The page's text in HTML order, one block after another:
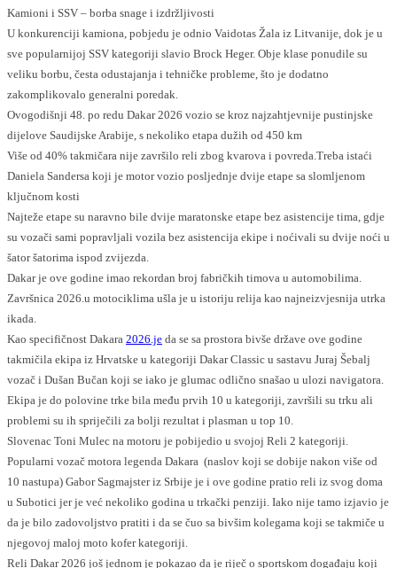
Kamioni i SSV – borba snage i izdržljivosti
U konkurenciji kamiona, pobjedu je odnio Vaidotas Žala iz Litvanije, dok je u
sve popularnijoj SSV kategoriji slavio Brock Heger. Obje klase ponudile su
veliku borbu, česta odustajanja i tehničke probleme, što je dodatno
zakomplikovalo generalni poredak.
Ovogodišnji 48. po redu Dakar 2026 vozio se kroz najzahtjevnije pustinjske
dijelove Saudijske Arabije, s nekoliko etapa dužih od 450 km
Više od 40% takmičara nije završilo reli zbog kvarova i povreda.Treba istaći
Daniela Sandersa koji je motor vozio posljednje dvije etape sa slomljenom
ključnom kosti
Najteže etape su naravno bile dvije maratonske etape bez asistencije tima, gdje
su vozači sami popravljali vozila bez asistencija ekipe i noćivali su dvije noći u
šator šatorima ispod zvijezda.
Dakar je ove godine imao rekordan broj fabričkih timova u automobilima.
Završnica 2026.u motociklima ušla je u istoriju relija kao najneizvjesnija utrka
ikada.
Kao specifičnost Dakara 2026.je da se sa prostora bivše države ove godine
takmičila ekipa iz Hrvatske u kategoriji Dakar Classic u sastavu Juraj Šebalj
vozač i Dušan Bučan koji se iako je glumac odlično snašao u ulozi navigatora.
Ekipa je do polovine trke bila među prvih 10 u kategoriji, završili su trku ali
problemi su ih spriječili za bolji rezultat i plasman u top 10.
Slovenac Toni Mulec na motoru je pobijedio u svojoj Reli 2 kategoriji.
Popularni vozač motora legenda Dakara (naslov koji se dobije nakon više od
10 nastupa) Gabor Sagmajster iz Srbije je i ove godine pratio reli iz svog doma
u Subotici jer je već nekoliko godina u trkački penziji. Iako nije tamo izjavio je
da je bilo zadovoljstvo pratiti i da se čuo sa bivšim kolegama koji se takmiče u
njegovoj maloj moto kofer kategoriji.
Reli Dakar 2026 još jednom je pokazao da je riječ o sportskom događaju koji